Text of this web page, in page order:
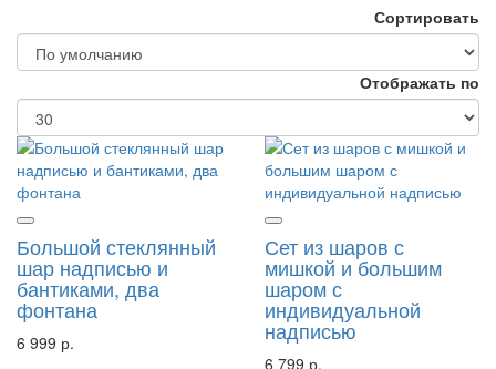
Сортировать
Отображать по
Большой стеклянный
шар надписью и
бантиками, два
фонтана
6 999 р.
Сет из шаров с
мишкой и большим
шаром с
индивидуальной
надписью
6 799 р.